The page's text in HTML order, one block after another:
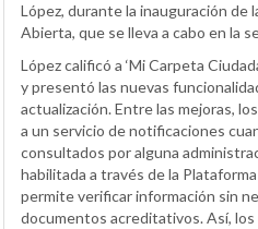
López, durante la inauguración de
Abierta, que se lleva a cabo en la
López calificó a ‘Mi Carpeta
y presentó las nuevas
actualización. Entre las mejoras,
a un servicio de notificaciones
consultados por alguna
habilitada a través de la
permite verificar información sin
documentos acreditativos. Así,